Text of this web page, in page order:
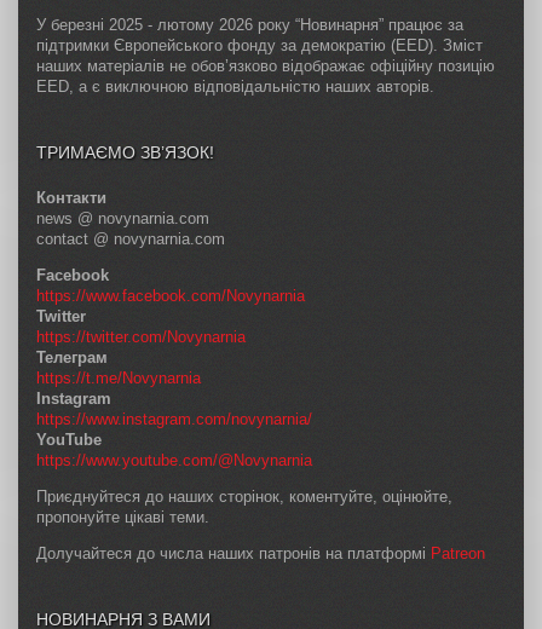
У березні 2025 - лютому 2026 року “Новинарня” працює за
підтримки Європейського фонду за демократію (EED). Зміст
наших матеріалів не обов’язково відображає офіційну позицію
EED, а є виключною відповідальністю наших авторів.
ТРИМАЄМО ЗВ’ЯЗОК!
Контакти
news @ novynarnia.com
contact @ novynarnia.com
Facebook
https://www.facebook.com/Novynarnia
Twitter
https://twitter.com/Novynarnia
Телеграм
https://t.me/Novynarnia
Instagram
https://www.instagram.com/novynarnia/
YouTube
https://www.youtube.com/@Novynarnia
Приєднуйтеся до наших сторінок, коментуйте, оцінюйте,
пропонуйте цікаві теми.
Долучайтеся до числа наших патронів на платформі Patreon
НОВИНАРНЯ З ВАМИ